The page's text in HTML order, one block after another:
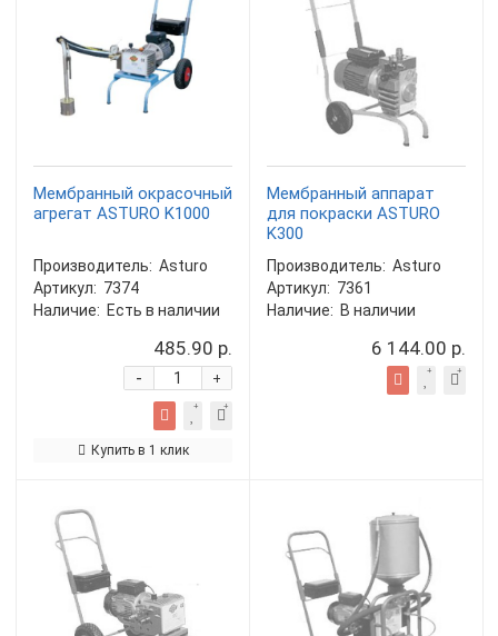
Мембранный окрасочный
агрегат ASTURO K1000
Производитель: Asturo
Артикул: 7374
Наличие: Есть в наличии
485.90 р.
+
-
Купить в 1 клик
Мембранный аппарат
для покраски ASTURO
K300
Производитель: Asturo
Артикул: 7361
Наличие: В наличии
6 144.00 р.